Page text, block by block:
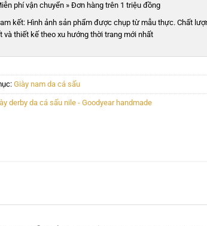
phí vận chuyển » Đơn hàng trên 1 triệu đồng
kết: Hình ảnh sản phẩm được chụp từ mẫu thực. Chất
và thiết kế theo xu hướng thời trang mới nhất
Giày nam da cá sấu
derby da cá sấu nile - Goodyear handmade